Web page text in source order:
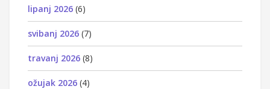
lipanj 2026 (6)
svibanj 2026 (7)
travanj 2026 (8)
ožujak 2026 (4)